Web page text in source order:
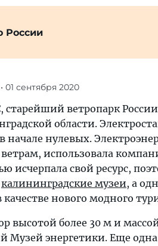
России
• 01 сентября 2020
старейший ветропарк
области.
начале нулевых.
использовала
исчерпала свой ресурс,
калининградские музеи, а
нового модного
высотой более 30 м и
Музей энергетики. Еще